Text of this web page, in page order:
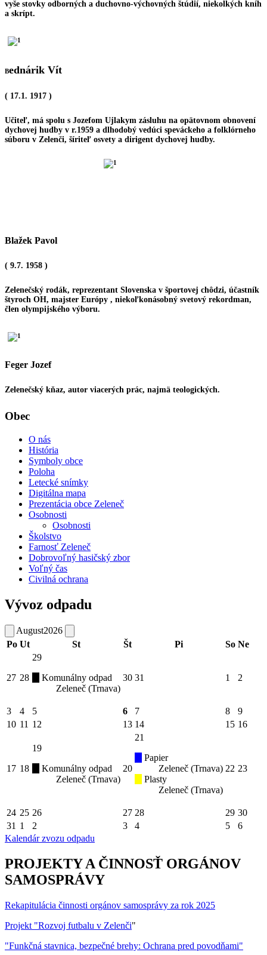
vyše stovky odborných a duchovno-výchovných štúdií, niekolkých kníh
a skrípt.
Bednárik Vít
( 17.1. 1917 )
Učiteľ, má spolu s Jozefom Ujlakym zásluhu na opätovnom obnovení
dychovej hudby v r.1959 a dlhodobý vedúci speváckeho a folklórneho
súboru v Zelenči, šíriteľ osvety a dirigent dychovej hudby.
Blažek Pavol
( 9.7. 1958 )
Zelenečský rodák, reprezentant Slovenska v športovej chôdzi, účastník
štyroch OH, majster Európy , niekoľkonásobný svetový rekordman,
člen olympijského výboru.
Feger Jozef
Zelenečský kňaz, autor viacerých prác, najmä teologických.
Obec
O nás
História
Symboly obce
Poloha
Letecké snímky
Digitálna mapa
Prezentácia obce Zeleneč
Osobnosti
Osobnosti
Školstvo
Farnosť Zeleneč
Dobrovoľný hasičský zbor
Voľný čas
Civilná ochrana
Vývoz odpadu
August2026
Po Ut St Št Pi So Ne
27 28
29
Komunálny odpad
Zeleneč (Trnava)
30 31 1 2
3 4 5 6 7 8
9
10 11 12 13 14 15 16
17 18
19
Komunálny odpad
Zeleneč (Trnava)
20
21
Papier
Zeleneč (Trnava)
Plasty
Zeleneč (Trnava)
22 23
24 25 26 27 28 29 30
31 1 2 3 4 5
6
Kalendár zvozu odpadu
PROJEKTY A ČINNOSŤ ORGÁNOV
SAMOSPRÁVY
Rekapitulácia činnosti orgánov samosprávy za rok 2025
Projekt "Rozvoj futbalu v Zelenči"
"Funkčná stavnica, bezpečné brehy: Ochrana pred povodňami"